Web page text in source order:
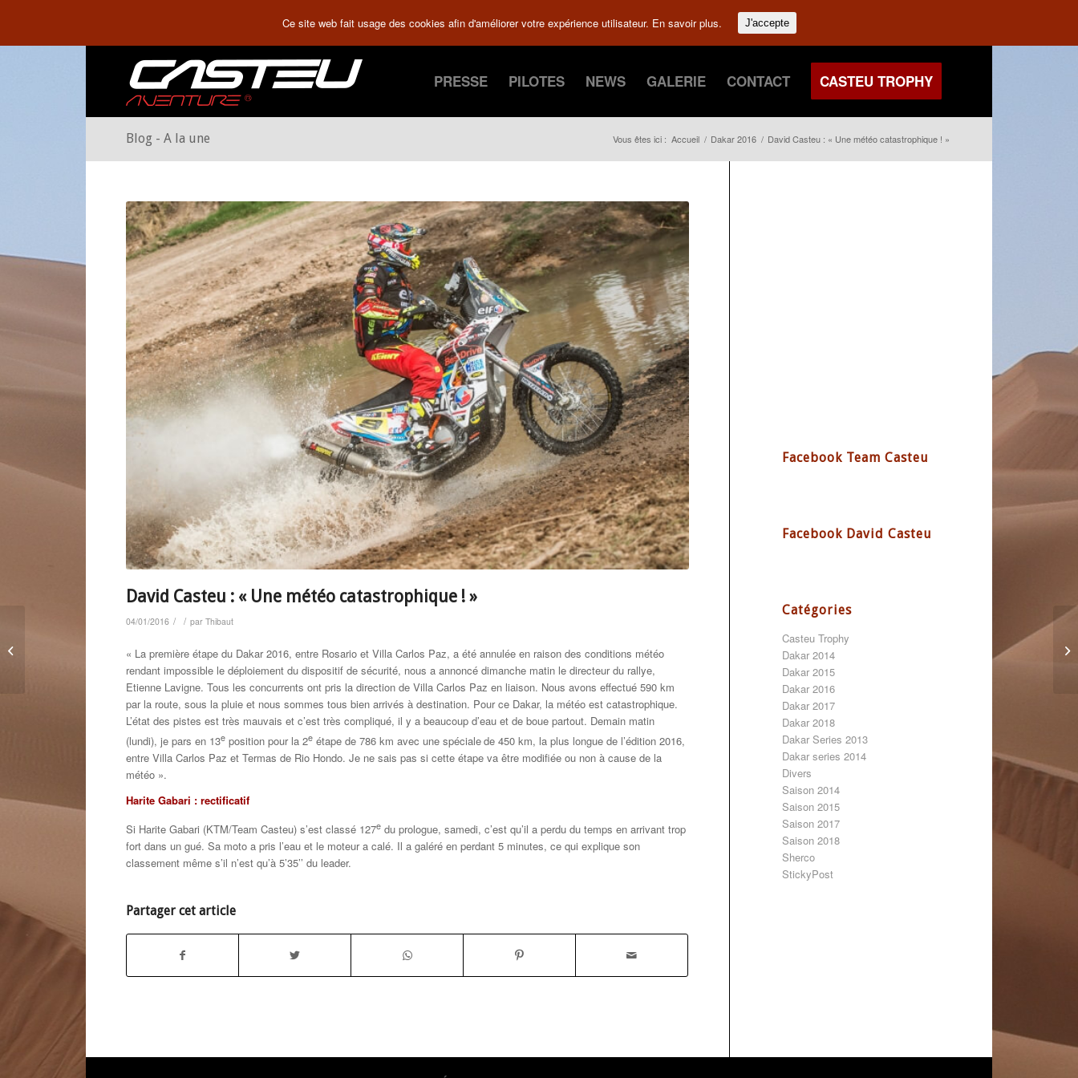
PRESSE PILOTES NEWS GALERIE CONTACT CASTEU TROPHY
Blog - A la une Vous êtes ici : Accueil / Dakar 2016 / David Casteu : « Une météo catastrophique ! »
David Casteu : « Une météo catastrophique ! »
04/01/2016 / / par Thibaut
« La première étape du Dakar 2016, entre Rosario et Villa Carlos Paz, a été annulée en raison des conditions météo
rendant impossible le déploiement du dispositif de sécurité, nous a annoncé dimanche matin le directeur du rallye,
Etienne Lavigne. Tous les concurrents ont pris la direction de Villa Carlos Paz en liaison. Nous avons effectué 590 km
par la route, sous la pluie et nous sommes tous bien arrivés à destination. Pour ce Dakar, la météo est catastrophique.
L’état des pistes est très mauvais et c’est très compliqué, il y a beaucoup d’eau et de boue partout. Demain matin
(lundi), je pars en 13e position pour la 2e étape de 786 km avec une spéciale de 450 km, la plus longue de l’édition 2016,
entre Villa Carlos Paz et Termas de Rio Hondo. Je ne sais pas si cette étape va être modifiée ou non à cause de la
météo ».
Harite Gabari : rectificatif
Si Harite Gabari (KTM/Team Casteu) s’est classé 127e du prologue, samedi, c’est qu’il a perdu du temps en arrivant trop
fort dans un gué. Sa moto a pris l’eau et le moteur a calé. Il a galéré en perdant 5 minutes, ce qui explique son
classement même s’il n’est qu’à 5’35’’ du leader.
Partager cet article
Facebook Team Casteu
Facebook David Casteu
Catégories
Casteu Trophy
Dakar 2014
Dakar 2015
Dakar 2016
Dakar 2017
Dakar 2018
Dakar Series 2013
Dakar series 2014
Divers
Saison 2014
Saison 2015
Saison 2017
Saison 2018
Sherco
StickyPost
Ce site web fait usage des cookies afin d'améliorer votre expérience utilisateur. En savoir plus. J'accepte